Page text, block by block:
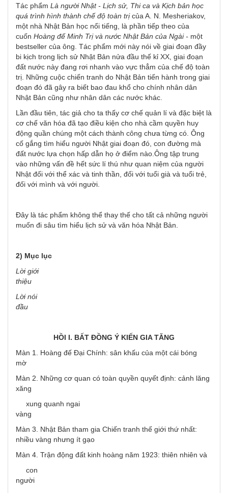
Tác phẩm Là người Nhật - Lịch sử, Thi ca và Kịch bản học
quá trình hình thành chế độ toàn trịcủa A. N. Mesheriakov,
một nhà Nhật Bản học nổi tiếng, là phần tiếp theo của
cuốn Hoàng đế Minh Trị và nước Nhật Bản của Ngài - một
bestseller của ông. Tác phẩm mới này nói về giai đoạn đầy
bi kịch trong lịch sử Nhật Bản nửa đầu thế kỉ XX, giai đoạn
đất nước này đang rơi nhanh vào vực thẳm của chế độ toàn
trị. Những cuộc chiến tranh do Nhật Bản tiến hành trong giai
đoạn đó đã gây ra biết bao đau khổ cho chính nhân dân
Nhật Bản cũng như nhân dân các nước khác.
Lần đầu tiên, tác giả cho ta thấy cơ chế quản lí và đặc biệt là
cơ chế văn hóa đã tạo điều kiện cho nhà cầm quyền huy
động quần chúng một cách thành công chưa từng có. Ông
cố gắng tìm hiểu người Nhật giai đoạn đó, con đường mà
đất nước lựa chọn hấp dẫn họ ở điểm nào.Ông tập trung
vào những vấn đề hết sức lí thú như quan niệm của người
Nhật đối với thể xác và tinh thần, đối với tuổi già và tuổi trẻ,
đối với mình và với người.
Đây là tác phẩm không thể thay thế cho tất cả những người
muốn đi sâu tìm hiểu lịch sử và văn hóa Nhật Bản.
2) Mục lục
Lời giới
thiệu
Lời nói
đầu
HỒI I. BẤT ĐỒNG Ý KIẾN GIA TĂNG
Màn 1. Hoàng đế Đại Chính: sân khấu của một cái bóng
mờ
Màn 2. Những cơ quan có toàn quyền quyết định: cảnh lăng
xăng
xung quanh ngai
vàng
Màn 3. Nhật Bản tham gia Chiến tranh thế giới thứ nhất:
nhiều vàng nhưng ít gạo
Màn 4. Trận động đất kinh hoàng năm 1923: thiên nhiên và
con
người